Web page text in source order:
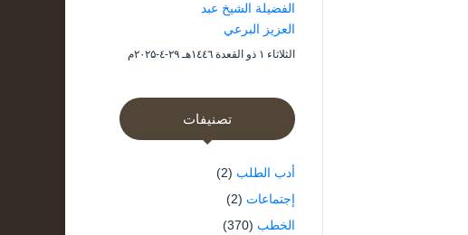
الفضيلة الشيخ عبد
العزيز البرعي
الثلاثاء ۱ ذو القعدة ۱٤٤٦هـ ۲۹-٤-۲۰۲۵م
تصنيفات
أدب الطلب (2)
إجتماعات (2)
الخطب (370)